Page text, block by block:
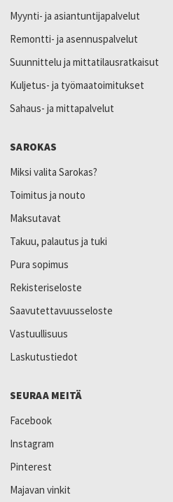
Myynti- ja asiantuntijapalvelut
Remontti- ja asennuspalvelut
Suunnittelu ja mittatilausratkaisut
Kuljetus- ja työmaatoimitukset
Sahaus- ja mittapalvelut
SAROKAS
Miksi valita Sarokas?
Toimitus ja nouto
Maksutavat
Takuu, palautus ja tuki
Pura sopimus
Rekisteriseloste
Saavutettavuusseloste
Vastuullisuus
Laskutustiedot
SEURAA MEITÄ
Facebook
Instagram
Pinterest
Majavan vinkit